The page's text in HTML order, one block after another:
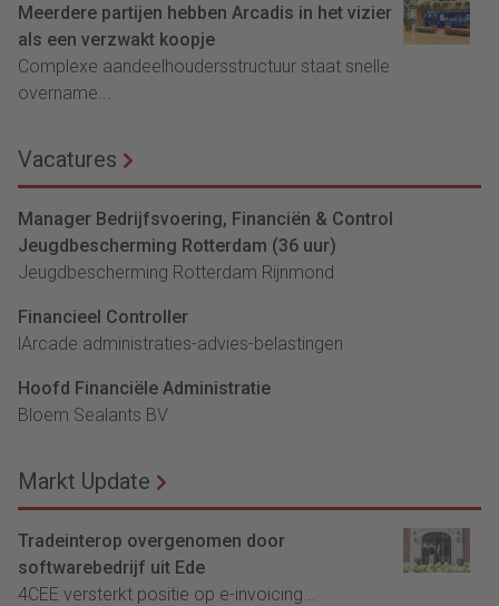
Meerdere partijen hebben Arcadis in het vizier
als een verzwakt koopje
Complexe aandeelhoudersstructuur staat snelle
overname...
Vacatures
Manager Bedrijfsvoering, Financiën & Control
Jeugdbescherming Rotterdam (36 uur)
Jeugdbescherming Rotterdam Rijnmond
Financieel Controller
lArcade administraties-advies-belastingen
Hoofd Financiële Administratie
Bloem Sealants BV
Markt Update
Tradeinterop overgenomen door
softwarebedrijf uit Ede
4CEE versterkt positie op e-invoicing...